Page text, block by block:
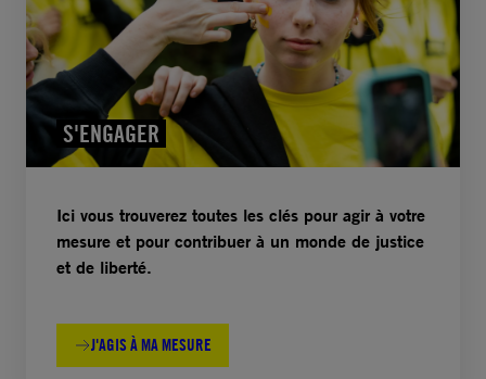
S'ENGAGER
Ici vous trouverez toutes les clés pour agir à votre
mesure et pour contribuer à un monde de justice
et de liberté.
J'AGIS À MA MESURE